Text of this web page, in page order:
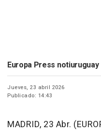
Europa Press notiuruguay
Jueves, 23 abril 2026
Publicado: 14:43
MADRID, 23 Abr.